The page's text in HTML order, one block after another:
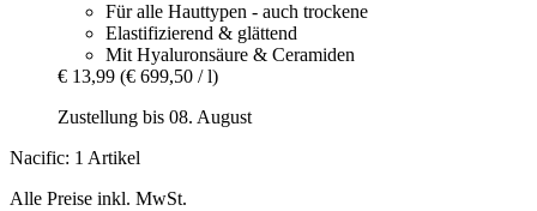
Für alle Hauttypen - auch trockene
Elastifizierend & glättend
Mit Hyaluronsäure & Ceramiden
€ 13,99 (€ 699,50 / l)
Zustellung bis 08. August
Nacific: 1 Artikel
Alle Preise inkl. MwSt.